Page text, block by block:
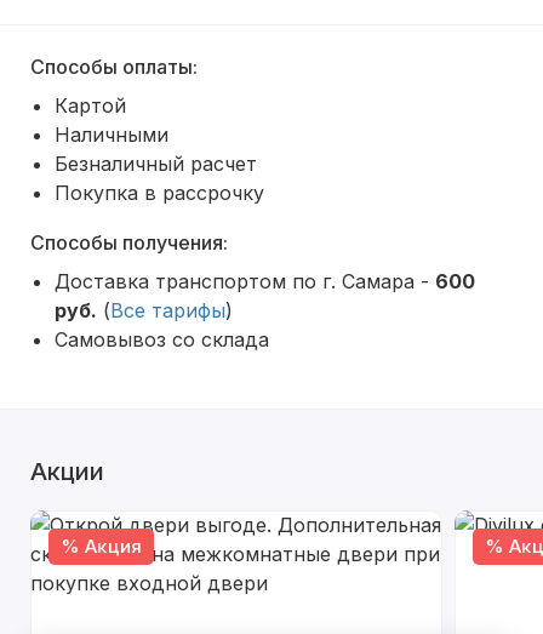
Способы оплаты:
Картой
Наличными
Безналичный расчет
Покупка в рассрочку
Способы получения:
Доставка транспортом по г. Самара - 600
руб. (Все тарифы)
Самовывоз со склада
Акции
% Акция %